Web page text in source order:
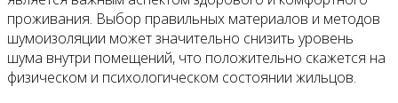
проживания. Выбор правильных материалов и методов
шумоизоляции может значительно снизить уровень
шума внутри помещений, что положительно скажется на
физическом и психологическом состоянии жильцов.